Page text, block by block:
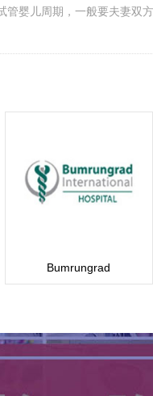
管婴儿周期，一般要夫妻双
Bumrungrad